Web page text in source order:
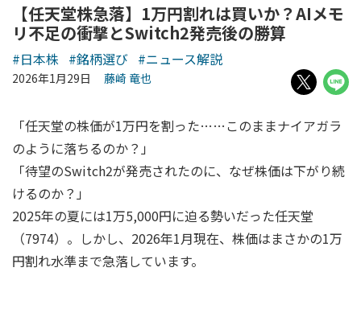
【任天堂株急落】1万円割れは買いか？AIメモ
リ不足の衝撃とSwitch2発売後の勝算
#日本株 #銘柄選び #ニュース解説
2026年1月29日 藤崎 竜也
「任天堂の株価が1万円を割った……このままナイアガラ
のように落ちるのか？」
「待望のSwitch2が発売されたのに、なぜ株価は下がり続
けるのか？」
2025年の夏には1万5,000円に迫る勢いだった任天堂
（7974）。しかし、2026年1月現在、株価はまさかの1万
円割れ水準まで急落しています。